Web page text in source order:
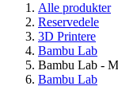
Alle produkter
Reservedele
3D Printere
Bambu Lab
Bambu Lab -
Bambu Lab